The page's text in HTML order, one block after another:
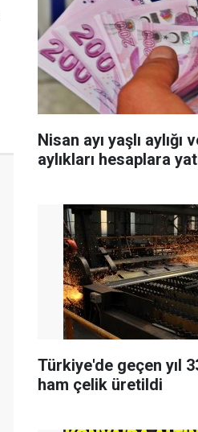
Nisan ayı yaşlı aylığı
aylıkları hesaplara
Türkiye'de geçen yıl
ham çelik üretildi